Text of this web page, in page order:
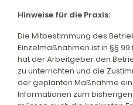
Hinweise für die Praxis:
Die Mitbestimmung des
Einzelmaßnahmen ist in §§
hat der Arbeitgeber den
zu unterrichten und die
der geplanten Maßnahme
Informationen zum